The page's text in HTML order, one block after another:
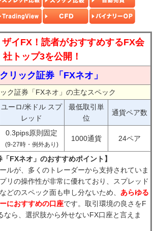
ザイFX！読者がおすすめするFX会
社トップ3を公開！
リック証券「FXネオ」
ク証券「FXネオ」の主なスペック
ユーロ/米ドル スプ
レッド
最低取引単
位
通貨ペア数
0.3pips原則固定
(9-27時・例外あり)
1000通貨 24ペア
「FXネオ」のおすすめポイント】
ルが、多くのトレーダーから支持されていま
リの操作性が非常に優れており、スプレッド
どのスペック面も申し分ないため、 あらゆる
におすすめの口座です。取引環境の良さをF
なら、選択肢から外せないFX口座と言えま